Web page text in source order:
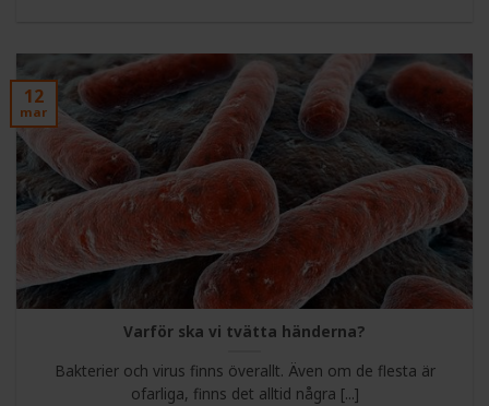
Varför ska vi tvätta händerna?
Bakterier och virus finns överallt. Även om de flesta är
ofarliga, finns det alltid några [...]
12
mar